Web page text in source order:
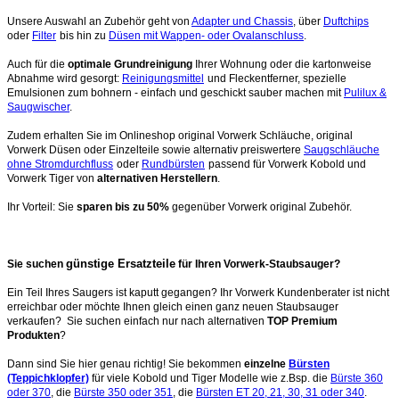
Unsere Auswahl an Zubehör geht von Adapter und Chassis , über Duftchips
oder Filter bis hin zu Düsen mit Wappen- oder Ovalanschluss
Auch für die optimale Grundreinigung Ihrer Wohnung oder die kartonweise
Abnahme wird gesorgt: Reinigungsmittel und Fleckentferner, spezielle
Emulsionen zum bohnern - einfach und geschickt sauber machen mit Pulilux &
Saugwischer.
Zudem erhalten Sie im Onlineshop original Vorwerk Schläuche, original
Vorwerk Düsen oder Einzelteile sowie alternativ preiswertere Saugschläuche
ohne Stromdurchfluss oder Rundbürsten passend für Vorwerk Kobold und
Vorwerk Tiger von alternativen Herstellern
Ihr Vorteil: Sie sparen bis zu 50% gegenüber Vorwerk original Zubehör.
Sie suchen günstige Ersatzteile für Ihren Vorwerk-Staubsauger?
Ein Teil Ihres Saugers ist kaputt gegangen? Ihr Vorwerk Kundenberater ist nicht
erreichbar oder möchte Ihnen gleich einen ganz neuen Staubsauger
verkaufen? Sie suchen einfach nur nach alternativen TOP Premium
Produkten?
Dann sind Sie hier genau richtig! Sie bekommen einzelne Bürsten
(Teppichklopfer) für viele Kobold und Tiger Modelle wie z.Bsp. die Bürste 360
oder 370 , die Bürste 350 oder 351 , die Bürsten ET 20, 21, 30, 31 oder 340